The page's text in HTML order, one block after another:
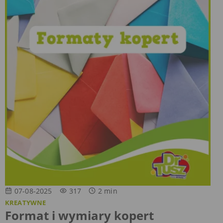
07-08-2025 317 2 min
KREATYWNE
Format i wymiary kopert